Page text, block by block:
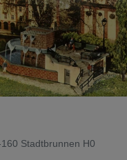
Stadtbrunnen H0